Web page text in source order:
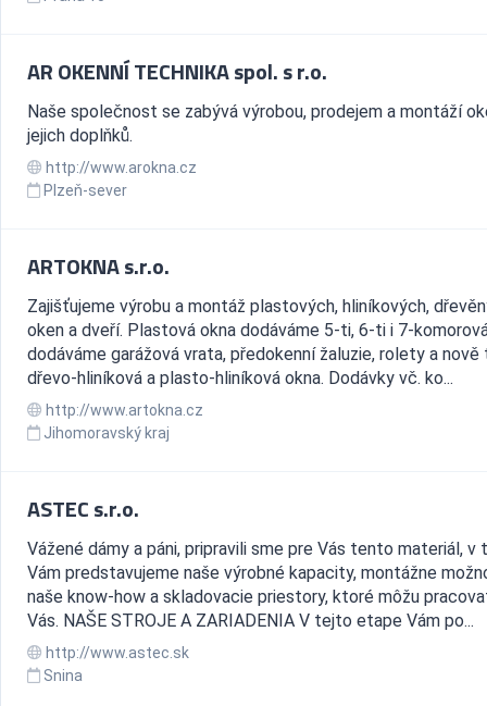
AR OKENNÍ TECHNIKA spol. s r.o.
Naše společnost se zabývá výrobou, prodejem a montáží
jejich doplňků.
http://www.arokna.cz
Plzeň-sever
ARTOKNA s.r.o.
Zajišťujeme výrobu a montáž plastových, hliníkových,
oken a dveří. Plastová okna dodáváme 5-ti, 6-ti i 7-
dodáváme garážová vrata, předokenní žaluzie, rolety a nově
dřevo-hliníková a plasto-hliníková okna. Dodávky vč. ko...
http://www.artokna.cz
Jihomoravský kraj
ASTEC s.r.o.
Vážené dámy a páni, pripravili sme pre Vás tento materiál, v
Vám predstavujeme naše výrobné kapacity, montážne
naše know-how a skladovacie priestory, ktoré môžu
Vás. NAŠE STROJE A ZARIADENIA V tejto etape Vám po...
http://www.astec.sk
Snina